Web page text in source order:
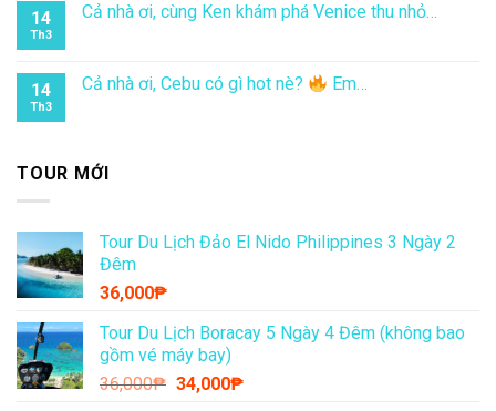
14
Th3
Cả nhà ơi, cùng Ken khám phá Venice thu nhỏ…
14
Th3
Cả nhà ơi, Cebu có gì hot nè? Em…
TOUR MỚI
Tour Du Lịch Đảo El Nido Philippines 3 Ngày 2
Đêm
36,000₱
Tour Du Lịch Boracay 5 Ngày 4 Đêm (không bao
gồm vé máy bay)
36,000₱ Giá
34,000₱Giá